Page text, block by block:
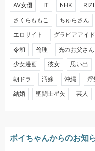
AV女優 IT NHK
さくらももこ
ちゅらさん
エロサイト
グラビアアイ
令和
倫理 光のお父さん
少女漫画
彼女 思い出
朝ドラ
汚嫁 沖縄 浮
結婚
聖闘士星矢 芸人
ボイちゃんからのお知